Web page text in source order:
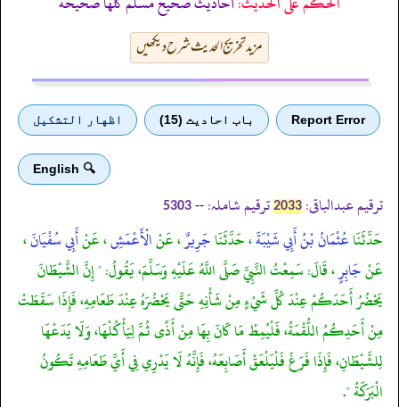
مزید تخریج الحدیث شرح دیکھیں
Report Error باب احادیث (15) اظهار التشكيل
🔍 English
ترقیم عبدالباقی: 2033 ترقیم شاملہ: --
5303
حَدَّثَنَاعُثْمَانُ بْنُ أَبِي شَيْبَةَ، حَدَّثَنَاجَرِيرٌ، عَنْالْأَعْمَشِ، عَنْأَبِي سُفْيَانَ،
عَنْجَابِرٍ، قَالَ: سَمِعْتُ النَّبِيَّ صَلَّى اللَّهُ عَلَيْهِ وَسَلَّمَ، يَقُولُ: " إِنَّ الشَّيْطَانَ
يَحْضُرُ أَحَدَكُمْ عِنْدَ كُلِّ شَيْءٍ مِنْ شَأْنِهِ حَتَّى يَحْضُرَهُ عِنْدَ طَعَامِهِ، فَإِذَا سَقَطَتْ
مِنْ أَحَدِكُمُ اللُّقْمَةُ، فَلْيُمِطْ مَا كَانَ بِهَا مِنْ أَذًى ثُمَّ لِيَأْكُلْهَا، وَلَا يَدَعْهَا
لِلشَّيْطَانِ، فَإِذَا فَرَغَ فَلْيَلْعَقْ أَصَابِعَهُ، فَإِنَّهُ لَا يَدْرِي فِي أَيِّ طَعَامِهِ تَكُونُ
الْبَرَكَةُ ".